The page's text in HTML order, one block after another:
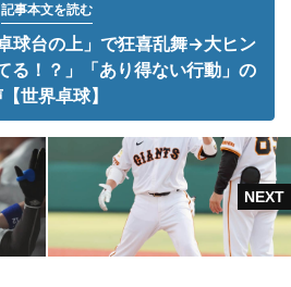
記事本文を読む
球台の上」で狂喜乱舞→大ヒン
！？」「あり得ない行動」の
世界卓球】